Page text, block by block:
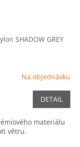
SHADOW GREY
Na objednávku
DETAIL
materiálu
větru.